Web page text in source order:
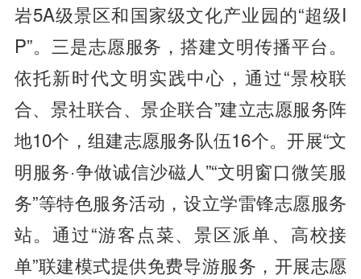
岩5A级景区和国家级文化产业园的“超级I
P”。三是志愿服务，搭建文明传播平台。
依托新时代文明实践中心，通过“景校联
合、景社联合、景企联合”建立志愿服务阵
地10个，组建志愿服务队伍16个。开展“文
明服务·争做诚信沙磁人”“文明窗口微笑服
务”等特色服务活动，设立学雷锋志愿服务
站。通过“游客点菜、景区派单、高校接
单”联建模式提供免费导游服务，开展志愿